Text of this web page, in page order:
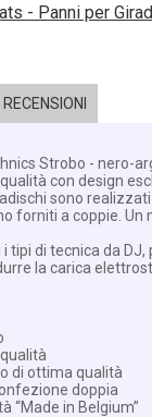
- Panni per
RECENSIONI
Strobo - nero-
con design
sono
forniti a coppie. Un
i tipi di tecnica da
la carica
di ottima qualità
doppia
“Made in Belgium”